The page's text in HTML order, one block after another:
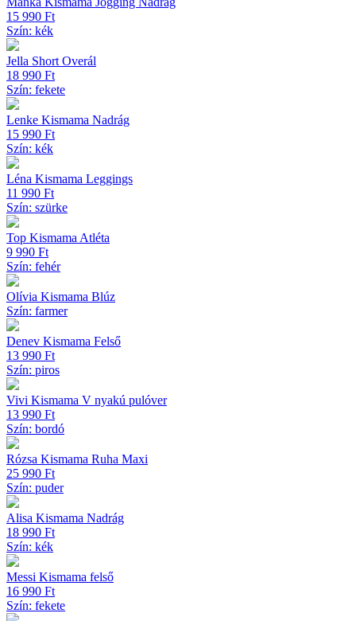
15 990 Ft
Szín: kék
Jella Short Overál
18 990 Ft
Szín: fekete
Lenke Kismama Nadrág
15 990 Ft
Szín: kék
Léna Kismama Leggings
11 990 Ft
Szín: szürke
Top Kismama Atléta
9 990 Ft
Szín: fehér
Olívia Kismama Blúz
Szín: farmer
Denev Kismama Felső
13 990 Ft
Szín: piros
Vivi Kismama V nyakú pulóver
13 990 Ft
Szín: bordó
Rózsa Kismama Ruha Maxi
25 990 Ft
Szín: puder
Alisa Kismama Nadrág
18 990 Ft
Szín: kék
Messi Kismama felső
16 990 Ft
Szín: fekete